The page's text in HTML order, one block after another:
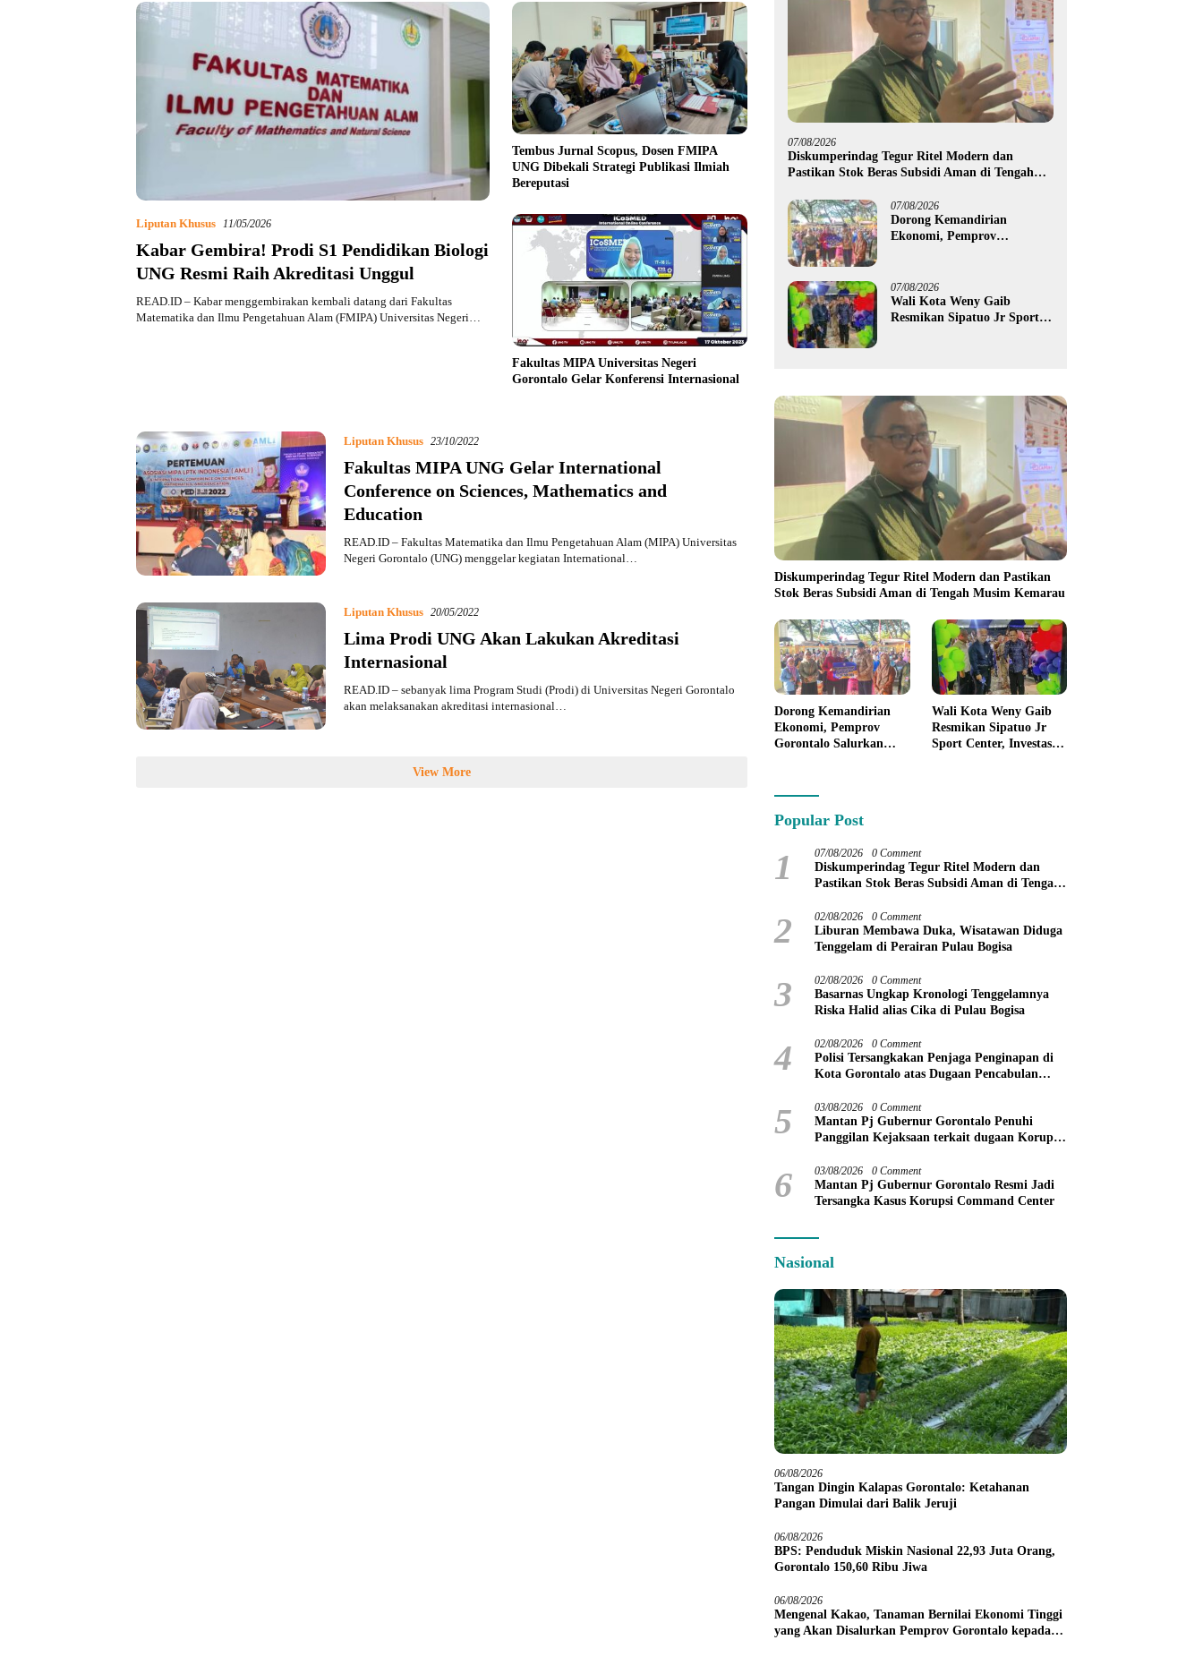
Liputan Khusus 11/05/2026
Kabar Gembira! Prodi S1 Pendidikan Biologi
UNG Resmi Raih Akreditasi Unggul
READ.ID – Kabar menggembirakan kembali datang dari Fakultas
Matematika dan Ilmu Pengetahuan Alam (FMIPA) Universitas Negeri…
Tembus Jurnal Scopus, Dosen FMIPA
UNG Dibekali Strategi Publikasi Ilmiah
Bereputasi
Fakultas MIPA Universitas Negeri
Gorontalo Gelar Konferensi Internasional
Liputan Khusus 23/10/2022
Fakultas MIPA UNG Gelar International
Conference on Sciences, Mathematics and
Education
READ.ID – Fakultas Matematika dan Ilmu Pengetahuan Alam (MIPA) Universitas
Negeri Gorontalo (UNG) menggelar kegiatan International…
Liputan Khusus 20/05/2022
Lima Prodi UNG Akan Lakukan Akreditasi
Internasional
READ.ID – sebanyak lima Program Studi (Prodi) di Universitas Negeri Gorontalo
akan melaksanakan akreditasi internasional…
View More
07/08/2026
Diskumperindag Tegur Ritel Modern dan
Pastikan Stok Beras Subsidi Aman di Tengah
07/08/2026
Dorong Kemandirian
Ekonomi, Pemprov
untuk 395 Pelaku Usaha
07/08/2026
Wali Kota Weny Gaib
Resmikan Sipatuo Jr Sport
Diskumperindag Tegur Ritel Modern dan Pastikan
Stok Beras Subsidi Aman di Tengah Musim Kemarau
Dorong Kemandirian
Ekonomi, Pemprov
Gorontalo Salurkan
Pelaku Usaha
Wali Kota Weny Gaib
Resmikan Sipatuo Jr
Sport Center, Investasi
Popular Post
1 07/08/2026 0 Comment
Diskumperindag Tegur Ritel Modern dan
Pastikan Stok Beras Subsidi Aman di Tengah
2 02/08/2026 0 Comment
Liburan Membawa Duka, Wisatawan Diduga
Tenggelam di Perairan Pulau Bogisa
3 02/08/2026 0 Comment
Basarnas Ungkap Kronologi Tenggelamnya
Riska Halid alias Cika di Pulau Bogisa
4 02/08/2026 0 Comment
Polisi Tersangkakan Penjaga Penginapan di
Kota Gorontalo atas Dugaan Pencabulan
5 03/08/2026 0 Comment
Mantan Pj Gubernur Gorontalo Penuhi
Panggilan Kejaksaan terkait dugaan Korupsi
6 03/08/2026 0 Comment
Mantan Pj Gubernur Gorontalo Resmi Jadi
Tersangka Kasus Korupsi Command Center
Nasional
06/08/2026
Tangan Dingin Kalapas Gorontalo: Ketahanan
Pangan Dimulai dari Balik Jeruji
06/08/2026
BPS: Penduduk Miskin Nasional 22,93 Juta Orang,
Gorontalo 150,60 Ribu Jiwa
06/08/2026
Mengenal Kakao, Tanaman Bernilai Ekonomi Tinggi
yang Akan Disalurkan Pemprov Gorontalo kepada